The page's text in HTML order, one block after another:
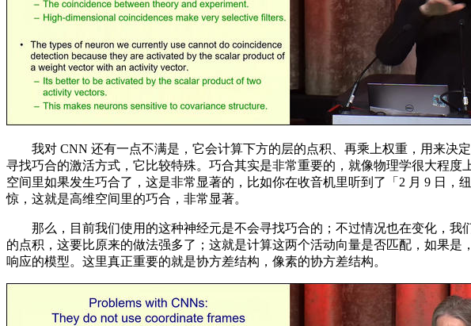
我对 CNN 还有一点不满是，它会计算下方的层的点积、再乘上权重，用来决
寻找巧合的激活方式，它比较特殊。巧合其实是非常重要的，就像物理学很大程
空间里如果发生巧合了，这是非常显著的，比如你在收音机里听到了「2 月 9 日
惊，这就是高维空间里的巧合，非常显著。
那么，目前我们使用的这种神经元是不会寻找巧合的；不过情况也在变化，我们
的点积，这要比原来的做法强多了；这就是计算这两个活动向量是否匹配，如果
响应的模型。这里真正重要的就是协方差结构，像素的协方差结构。